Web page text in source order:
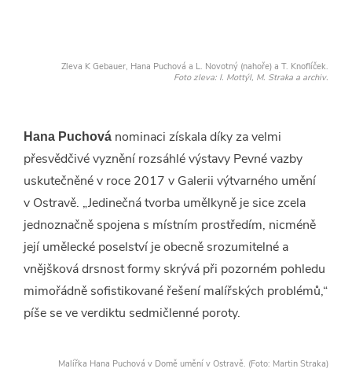
Zleva K Gebauer, Hana Puchová a L. Novotný (nahoře) a T. Knoflíček.
Foto zleva: I. Mottýl, M. Straka a archiv.
Hana Puchová nominaci získala díky za velmi
přesvědčivé vyznění rozsáhlé výstavy Pevné vazby
uskutečněné v roce 2017 v Galerii výtvarného umění
v Ostravě. „Jedinečná tvorba umělkyně je sice zcela
jednoznačně spojena s místním prostředím, nicméně
její umělecké poselství je obecně srozumitelné a
vnějšková drsnost formy skrývá při pozorném pohledu
mimořádně sofistikované řešení malířských problémů,“
píše se ve verdiktu sedmičlenné poroty.
Malířka Hana Puchová v Domě umění v Ostravě. (Foto: Martin Straka)